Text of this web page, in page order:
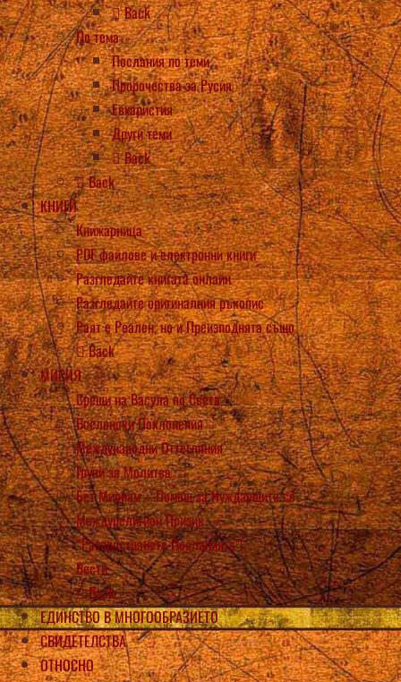
Back
По тема
Послания по теми
Пророчества за Русия
Евхаристия
Други теми
Back
Back
КНИГИ
Книжарница
PDF файлове и електронни книги
Разгледайте книгата онлайн
Разгледайте оригиналния ръкопис
Раят е Реален, но и Преизподнята също
Back
МИСИЯ
Срещи на Васула по Света
Вселенски Поклонения
Международни Оттегляния
Групи за Молитва
Бет Мириам – Помощ за Нуждаещите се
Междурелигиен Призив
“Разпространете Посланията”!
Вести
Back
ЕДИНСТВО В МНОГООБРАЗИЕТО
СВИДЕТЕЛСТВА
ОТНОСНО